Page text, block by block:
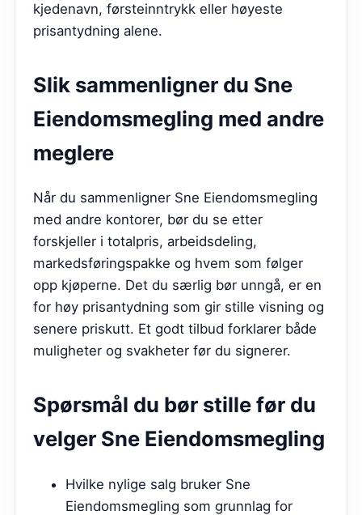
kjedenavn, førsteinntrykk eller høyeste
prisantydning alene.
Slik sammenligner du Sne
Eiendomsmegling med andre
meglere
Når du sammenligner Sne Eiendomsmegling
med andre kontorer, bør du se etter
forskjeller i totalpris, arbeidsdeling,
markedsføringspakke og hvem som følger
opp kjøperne. Det du særlig bør unngå, er en
for høy prisantydning som gir stille visning og
senere priskutt. Et godt tilbud forklarer både
muligheter og svakheter før du signerer.
Spørsmål du bør stille før du
velger Sne Eiendomsmegling
Hvilke nylige salg bruker Sne
Eiendomsmegling som grunnlag for